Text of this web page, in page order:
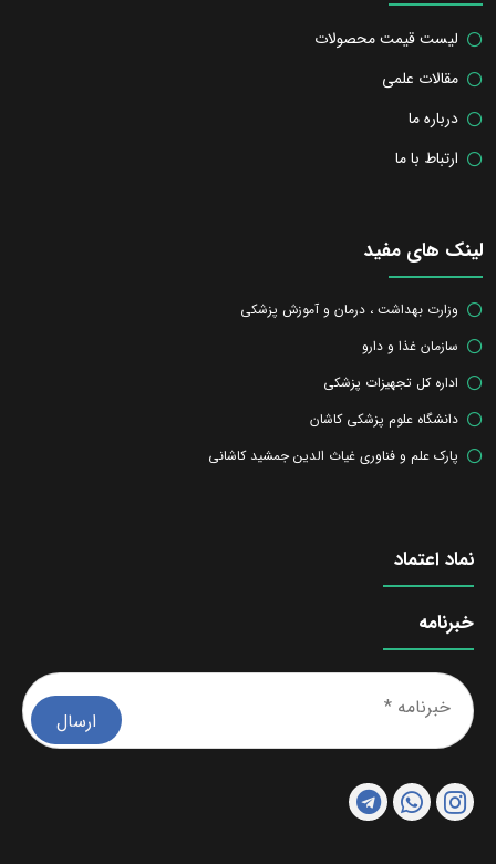
لیست قیمت محصولات
مقالات علمی
درباره ما
ارتباط با ما
لینک های مفید
وزارت بهداشت ، درمان و آموزش پزشکی
سازمان غذا و دارو
اداره کل تجهیزات پزشکی
دانشگاه علوم پزشکی کاشان
پارک علم و فناوری غیاث الدین جمشید کاشانی
نماد اعتماد
خبرنامه
*